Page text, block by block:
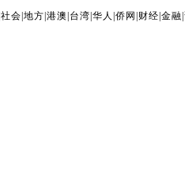
|社会 |地方 |港澳 台湾 |华人 |侨网 财经 |金融 |